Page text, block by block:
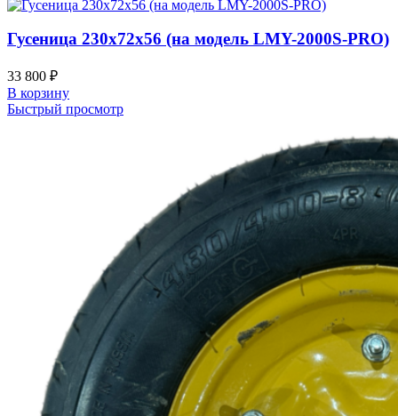
Гусеница 230х72х56 (на модель LMY-2000S-PRO)
33 800 ₽
В корзину
Быстрый просмотр